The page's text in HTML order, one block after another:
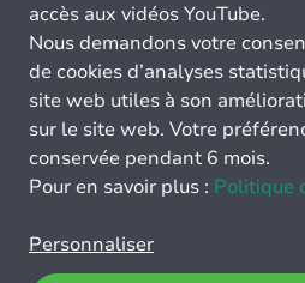
accès aux vidéos YouTube.
Nous demandons votre
de cookies d’analyses
site web utiles à son
sur le site web. Votre
conservée pendant 6 mois.
Pour en savoir plus : Politique
Personnaliser